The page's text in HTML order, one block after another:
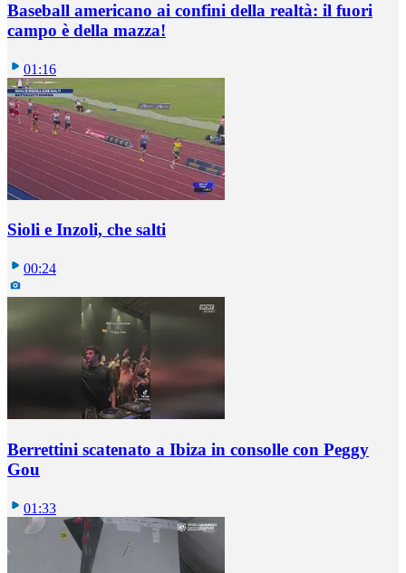
Baseball americano ai confini della realtà: il fuori
campo è della mazza!
01:16
Sioli e Inzoli, che salti
00:24
Berrettini scatenato a Ibiza in consolle con Peggy
Gou
01:33